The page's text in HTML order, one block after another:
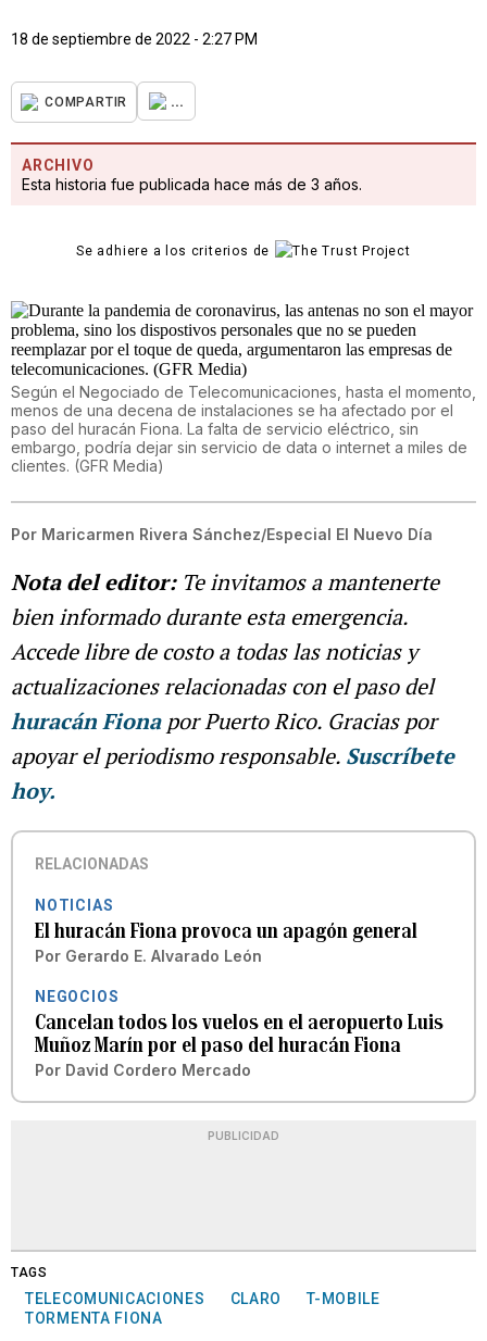
18 de septiembre de 2022 - 2:27 PM
COMPARTIR ...
ARCHIVO
Esta historia fue publicada hace más de 3 años.
Se adhiere a los criterios de
Según el Negociado de Telecomunicaciones, hasta el momento,
menos de una decena de instalaciones se ha afectado por el
paso del huracán Fiona. La falta de servicio eléctrico, sin
embargo, podría dejar sin servicio de data o internet a miles de
clientes. (GFR Media)
Por Maricarmen Rivera Sánchez/Especial El Nuevo Día
Nota del editor: Te invitamos a mantenerte
bien informado durante esta emergencia.
Accede libre de costo a todas las noticias y
actualizaciones relacionadas con el paso del
huracán Fionapor Puerto Rico. Gracias por
apoyar el periodismo responsable. Suscríbete
hoy.
RELACIONADAS
NOTICIAS
El huracán Fiona provoca un apagón general
Por Gerardo E. Alvarado León
NEGOCIOS
Cancelan todos los vuelos en el aeropuerto Luis
Muñoz Marín por el paso del huracán Fiona
Por David Cordero Mercado
PUBLICIDAD
TAGS
TELECOMUNICACIONES CLARO
T-MOBILE
TORMENTA FIONA